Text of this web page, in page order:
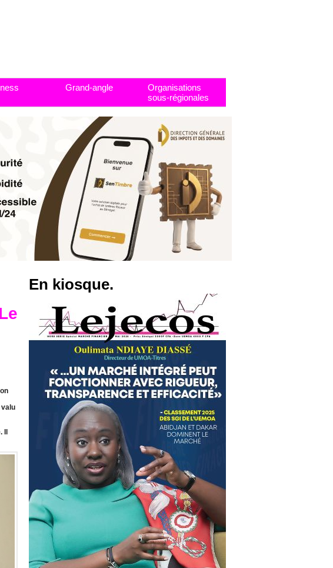
Grand-angle
Organisations
sous-régionales
valu
En kiosque.